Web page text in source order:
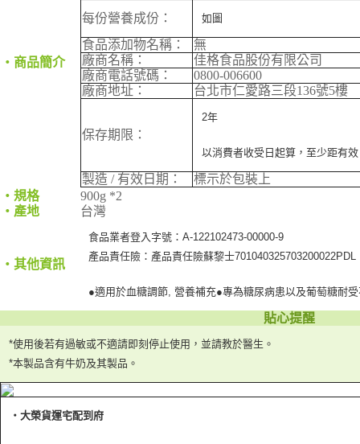
‧商品簡介
每份營養成份：
如圖
食品添加物名稱：
無
廠商名稱：
佳格食品股份有限公司
廠商電話號碼：
0800-006600
廠商地址：
台北市仁愛路三段136號5樓
保存期限：
2年
以消費者收受日起算，至少距有
製造 / 有效日期：
標示於包裝上
‧規格
900g *2
‧產地
台灣
‧其他資訊
食品業者登入字號：A-122102473-00000-9
產品責任險：產品責任險蘇黎士701040325703200022PDL
●適用於血糖調節, 營養補充●專為糖尿病患以及葡萄糖耐
貼心提醒
*使用後若有過敏或不適請即刻停止使用，並請教於醫生。
*本製品含有牛奶及其製品。
‧大榮貨運宅配到府